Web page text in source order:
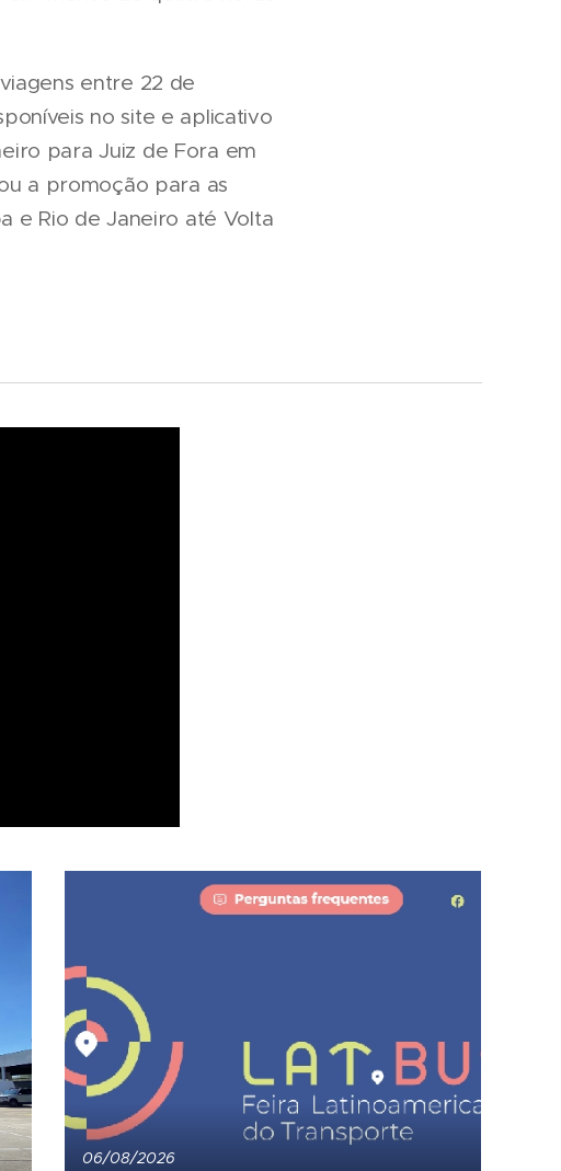
entre 22 de
no site e aplicativo
para Juiz de Fora em
a promoção para as
e Rio de Janeiro até Volta
06/08/2026